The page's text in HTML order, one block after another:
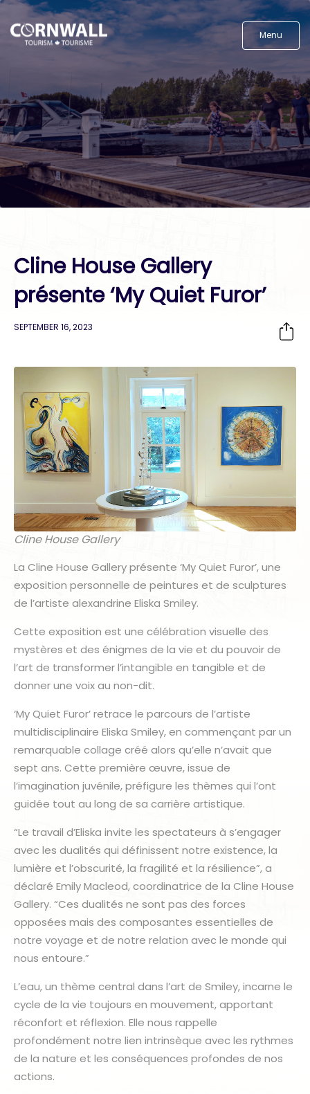
Menu
Cline House Gallery
présente ‘My Quiet Furor’
SEPTEMBER 16, 2023
Cline House Gallery
La Cline House Gallery présente ‘My Quiet Furor’, une
exposition personnelle de peintures et de sculptures
de l’artiste alexandrine Eliska Smiley.
Cette exposition est une célébration visuelle des
mystères et des énigmes de la vie et du pouvoir de
l’art de transformer l’intangible en tangible et de
donner une voix au non-dit.
‘My Quiet Furor’ retrace le parcours de l’artiste
multidisciplinaire Eliska Smiley, en commençant par un
remarquable collage créé alors qu’elle n’avait que
sept ans. Cette première œuvre, issue de
l’imagination juvénile, préfigure les thèmes qui l’ont
guidée tout au long de sa carrière artistique.
“Le travail d’Eliska invite les spectateurs à s’engager
avec les dualités qui définissent notre existence, la
lumière et l’obscurité, la fragilité et la résilience”, a
déclaré Emily Macleod, coordinatrice de la Cline House
Gallery. “Ces dualités ne sont pas des forces
opposées mais des composantes essentielles de
notre voyage et de notre relation avec le monde qui
nous entoure.”
L’eau, un thème central dans l’art de Smiley, incarne le
cycle de la vie toujours en mouvement, apportant
réconfort et réflexion. Elle nous rappelle
profondément notre lien intrinsèque avec les rythmes
de la nature et les conséquences profondes de nos
actions.